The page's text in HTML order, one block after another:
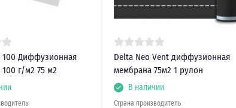
100 Диффузионная
г/м2 75 м2
Delta Neo Vent диффузионная
мембрана 75м2 1 рулон
В наличии
Страна производитель